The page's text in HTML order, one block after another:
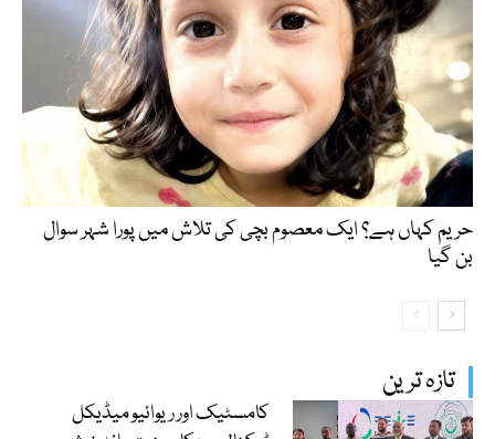
تازہ ترین
کامسٹیک اور ریوائیو میڈیکل
حریم کہاں ہے؟ ایک معصوم بچی کی تلاش میں پورا شہر سوال
بن گیا